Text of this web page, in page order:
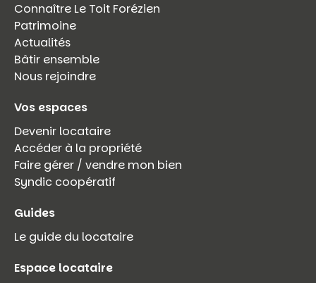
Connaître Le Toit Forézien
Patrimoine
Actualités
Bâtir ensemble
Nous rejoindre
Vos espaces
Devenir locataire
Accéder à la propriété
Faire gérer / vendre mon bien
Syndic coopératif
Guides
Le guide du locataire
Espace locataire